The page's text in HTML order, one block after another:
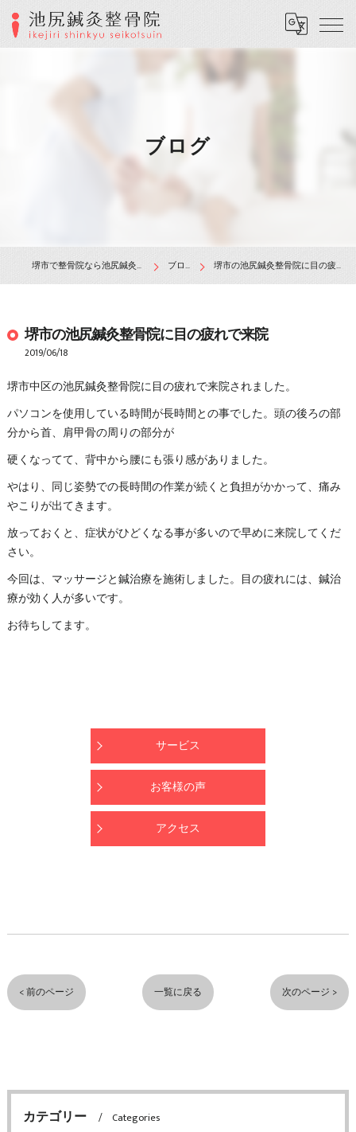
ブログ
堺市で整骨院なら池尻鍼灸整骨院 ブログ 堺市の池尻鍼灸整骨院に目の疲れで来院
堺市の池尻鍼灸整骨院に目の疲れで来院
2019/06/18
堺市中区の池尻鍼灸整骨院に目の疲れで来院されました。
パソコンを使用している時間が長時間との事でした。頭の後ろの部
分から首、肩甲骨の周りの部分が
硬くなってて、背中から腰にも張り感がありました。
やはり、同じ姿勢での長時間の作業が続くと負担がかかって、痛み
やこりが出てきます。
放っておくと、症状がひどくなる事が多いので早めに来院してくだ
さい。
今回は、マッサージと鍼治療を施術しました。目の疲れには、鍼治
療が効く人が多いです。
お待ちしてます。
サービス
お客様の声
アクセス
< 前のページ 一覧に戻る 次のページ >
カテゴリー
Categories